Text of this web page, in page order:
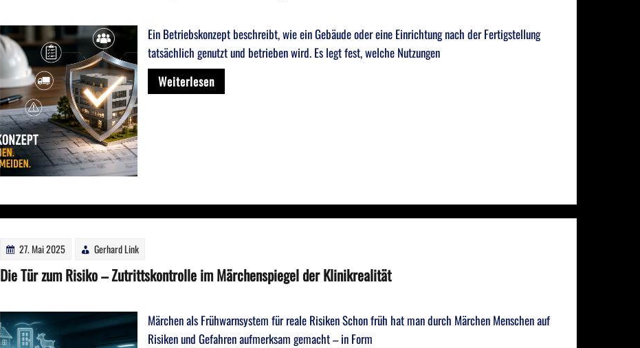
Ein Betriebskonzept beschreibt, wie ein Gebäude oder eine Einrichtung nach der Fertigstellung
tatsächlich genutzt und betrieben wird. Es legt fest, welche Nutzungen
Weiterlesen
27. Mai 2025 Gerhard Link
Die Tür zum Risiko – Zutrittskontrolle im Märchenspiegel der Klinikrealität
Märchen als Frühwarnsystem für reale Risiken Schon früh hat man durch Märchen Menschen auf
Risiken und Gefahren aufmerksam gemacht – in Form